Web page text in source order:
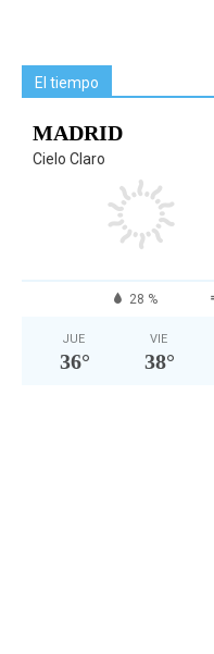
El tiempo
MADRID
Cielo Claro
28 %
JUE
36°
VIE
38°